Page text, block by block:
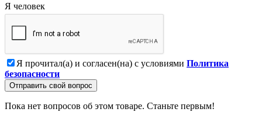
Я человек
Я прочитал(а) и согласен(на) с условиями Политика
безопасности
Отправить свой вопрос
Пока нет вопросов об этом товаре. Станьте первым!